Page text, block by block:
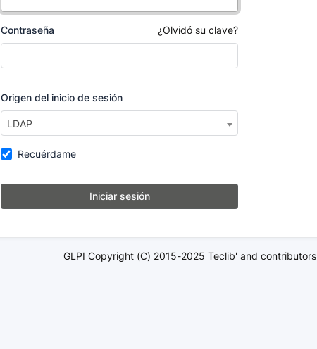
Contraseña ¿Olvidó su clave?
Origen del inicio de sesión
LDAP
Recuérdame
Iniciar sesión
GLPI Copyright (C) 2015-2025 Teclib' and contributors